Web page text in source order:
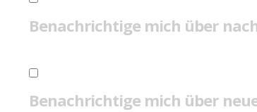
Benachrichtige mich über
Benachrichtige mich über